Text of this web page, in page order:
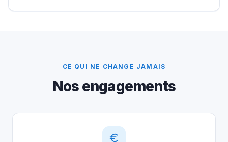
CE QUI NE CHANGE JAMAIS
Nos engagements